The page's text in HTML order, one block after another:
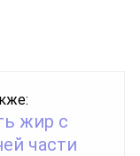
жир с
части